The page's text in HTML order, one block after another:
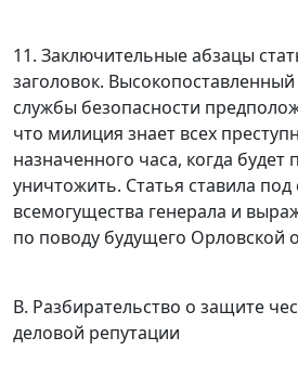
11. Заключительные абзацы
заголовок.
службы безопасности
что милиция знает всех
назначенного часа, когда будет
уничтожить. Статья ставила
всемогущества генерала и
по поводу будущего Орловской
B. Разбирательство о защите
деловой репутации